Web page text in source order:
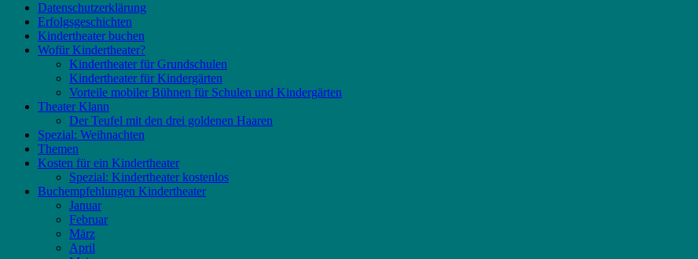
Datenschutzerklärung
Erfolgsgeschichten
Kindertheater buchen
Wofür Kindertheater?
Kindertheater für Grundschulen
Kindertheater für Kindergärten
Vorteile mobiler Bühnen für Schulen und Kindergärten
Theater Klann
Der Teufel mit den drei goldenen Haaren
Spezial: Weihnachten
Themen
Kosten für ein Kindertheater
Spezial: Kindertheater kostenlos
Buchempfehlungen Kindertheater
Januar
Februar
März
April